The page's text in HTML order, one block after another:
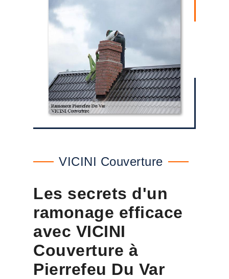
VICINI Couverture
Les secrets d'un
ramonage efficace
avec VICINI
Couverture à
Pierrefeu Du Var